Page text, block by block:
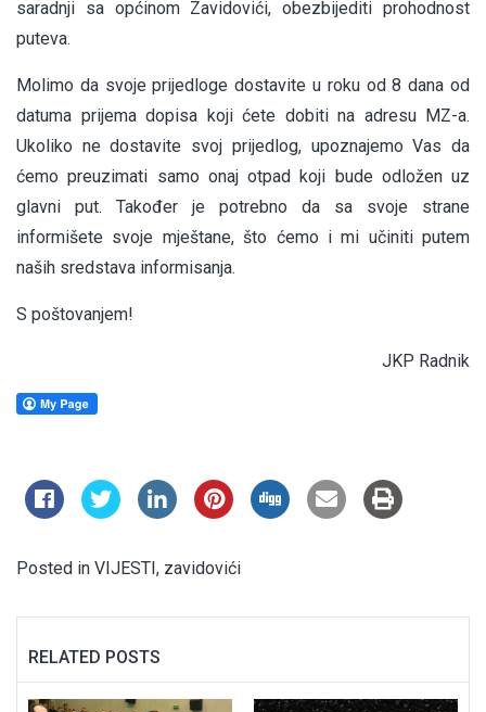
saradnji sa općinom Zavidovići, obezbijediti prohodnost
puteva.
Molimo da svoje prijedloge dostavite u roku od 8 dana od
datuma prijema dopisa koji ćete dobiti na adresu MZ-a.
Ukoliko ne dostavite svoj prijedlog, upoznajemo Vas da
ćemo preuzimati samo onaj otpad koji bude odložen uz
glavni put. Također je potrebno da sa svoje strane
informišete svoje mještane, što ćemo i mi učiniti putem
naših sredstava informisanja.
S poštovanjem!
JKP Radnik
Posted in VIJESTI, zavidovići
RELATED POSTS